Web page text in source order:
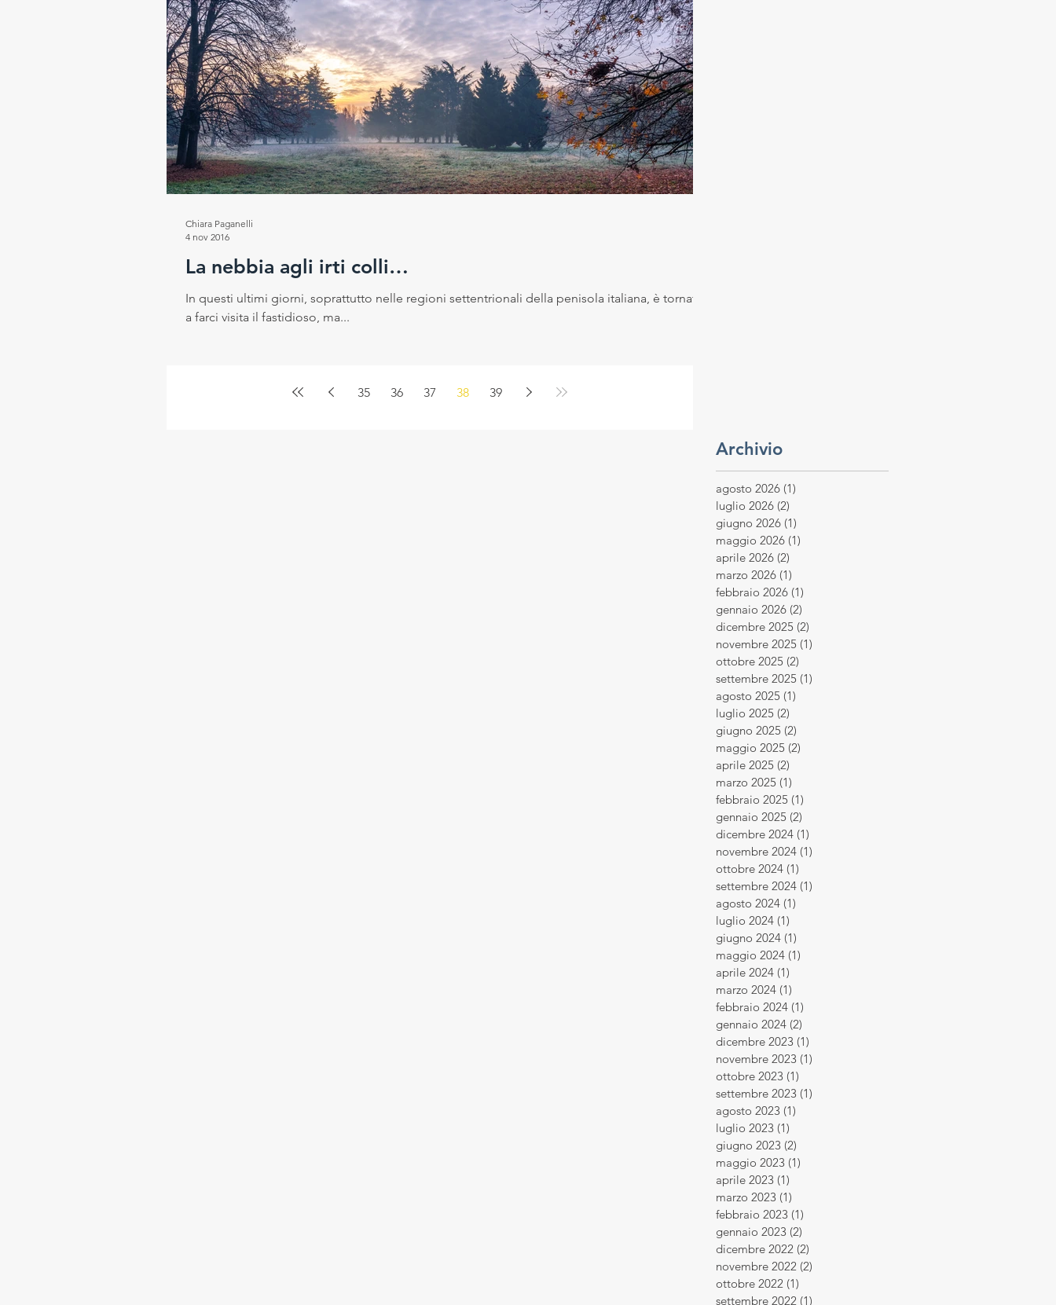
La nebbia agli irti colli…
In questi ultimi giorni, soprattutto nelle regioni settentrionali della penisola italiana, è tornato
a farci visita il fastidioso, ma...
Chiara Paganelli
4 nov 2016
35 36 37 38 39
Archivio
agosto 2026 (1)
luglio 2026 (2)
giugno 2026 (1)
maggio 2026 (1)
aprile 2026 (2)
marzo 2026 (1)
febbraio 2026 (1)
gennaio 2026 (2)
dicembre 2025 (2)
novembre 2025 (1)
ottobre 2025 (2)
settembre 2025 (1)
agosto 2025 (1)
luglio 2025 (2)
giugno 2025 (2)
maggio 2025 (2)
aprile 2025 (2)
marzo 2025 (1)
febbraio 2025 (1)
gennaio 2025 (2)
dicembre 2024 (1)
novembre 2024 (1)
ottobre 2024 (1)
settembre 2024 (1)
agosto 2024 (1)
luglio 2024 (1)
giugno 2024 (1)
maggio 2024 (1)
aprile 2024 (1)
marzo 2024 (1)
febbraio 2024 (1)
gennaio 2024 (2)
dicembre 2023 (1)
novembre 2023 (1)
ottobre 2023 (1)
settembre 2023 (1)
agosto 2023 (1)
luglio 2023 (1)
giugno 2023 (2)
maggio 2023 (1)
aprile 2023 (1)
marzo 2023 (1)
febbraio 2023 (1)
gennaio 2023 (2)
dicembre 2022 (2)
novembre 2022 (2)
ottobre 2022 (1)
settembre 2022 (1)